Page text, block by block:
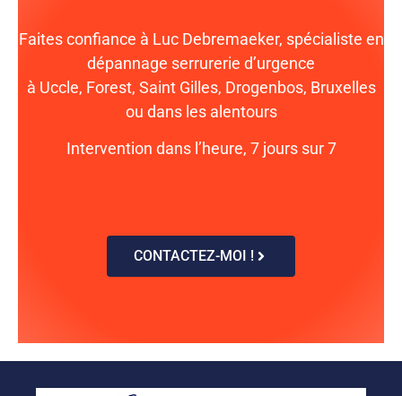
Faites confiance à Luc Debremaeker, spécialiste en
dépannage serrurerie d’urgence
à Uccle, Forest, Saint Gilles, Drogenbos, Bruxelles
ou dans les alentours
Intervention dans l’heure, 7 jours sur 7
CONTACTEZ-MOI !